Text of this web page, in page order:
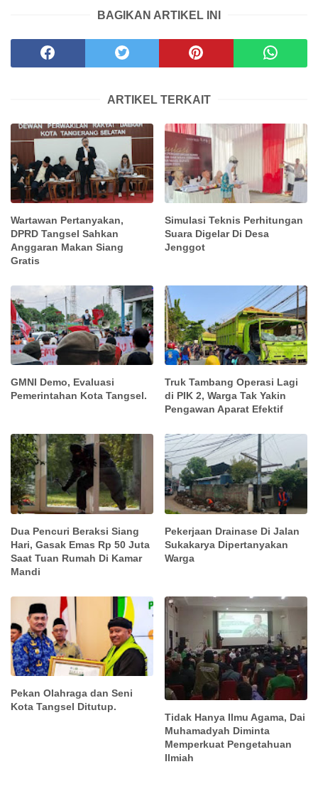
BAGIKAN ARTIKEL INI
ARTIKEL TERKAIT
Wartawan Pertanyakan,
DPRD Tangsel Sahkan
Anggaran Makan Siang
Gratis
Simulasi Teknis Perhitungan
Suara Digelar Di Desa
Jenggot
GMNI Demo, Evaluasi
Pemerintahan Kota Tangsel.
Truk Tambang Operasi Lagi
di PIK 2, Warga Tak Yakin
Pengawan Aparat Efektif
Dua Pencuri Beraksi Siang
Hari, Gasak Emas Rp 50 Juta
Saat Tuan Rumah Di Kamar
Mandi
Pekerjaan Drainase Di Jalan
Sukakarya Dipertanyakan
Warga
Pekan Olahraga dan Seni
Kota Tangsel Ditutup.
Tidak Hanya Ilmu Agama, Dai
Muhamadyah Diminta
Memperkuat Pengetahuan
Ilmiah